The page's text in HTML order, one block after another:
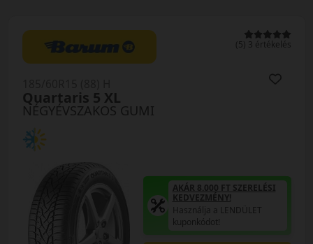
(5) 3 értékelés
NÉGYÉVSZAKOS GUMI
Quartaris 5 XL
AKÁR 8.000 FT SZERELÉSI
KEDVEZMÉNY!
Használja a LENDÜLET
kuponkódot!